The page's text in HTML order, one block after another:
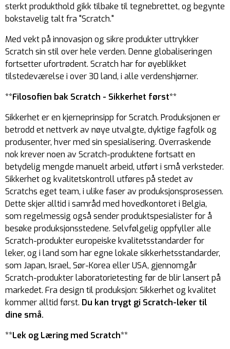
sterkt produkthold gikk tilbake til tegnebrettet, og begynte
bokstavelig talt fra "Scratch."
Med vekt på innovasjon og sikre produkter uttrykker
Scratch sin stil over hele verden. Denne globaliseringen
fortsetter ufortrødent. Scratch har for øyeblikket
tilstedeværelse i over 30 land, i alle verdenshjørner.
**Filosofien bak Scratch - Sikkerhet først**
Sikkerhet er en kjerneprinsipp for Scratch. Produksjonen er
betrodd et nettverk av nøye utvalgte, dyktige fagfolk og
produsenter, hver med sin spesialisering. Overraskende
nok krever noen av Scratch-produktene fortsatt en
betydelig mengde manuelt arbeid, utført i små verksteder.
Sikkerhet og kvalitetskontroll utføres på stedet av
Scratchs eget team, i ulike faser av produksjonsprosessen.
Dette skjer alltid i samråd med hovedkontoret i Belgia,
som regelmessig også sender produktspesialister for å
besøke produksjonsstedene. Selvfølgelig oppfyller alle
Scratch-produkter europeiske kvalitetsstandarder for
leker, og i land som har egne lokale sikkerhetsstandarder,
som Japan, Israel, Sør-Korea eller USA, gjennomgår
Scratch-produkter laboratorietesting før de blir lansert på
markedet. Fra design til produksjon: Sikkerhet og kvalitet
kommer alltid først. Du kan trygt gi Scratch-leker til
dine små.
**Lek og Læring med Scratch**